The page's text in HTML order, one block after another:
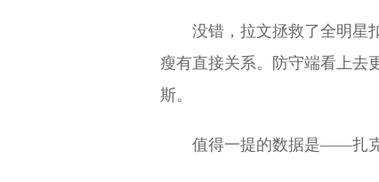
没错，拉文拯救了全明星
瘦有直接关系。防守端看上去
斯。
值得一提的数据是——扎克